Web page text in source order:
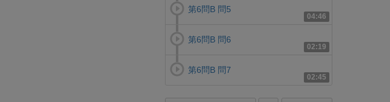
04:46
第6問B 問5
02:19
第6問B 問6
02:45
第6問B 問7